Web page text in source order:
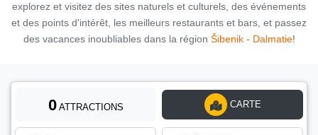
explorez et visitez des sites naturels et culturels, des événements
et des points d'intérêt, les meilleurs restaurants et bars, et passez
des vacances inoubliables dans la région Šibenik - Dalmatie!
0ATTRACTIONS CARTE